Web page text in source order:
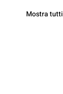
Mostra tutti